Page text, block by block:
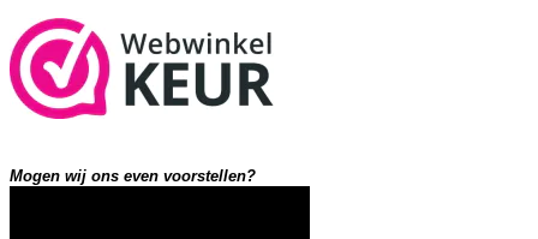
Mogen wij ons even voorstellen?